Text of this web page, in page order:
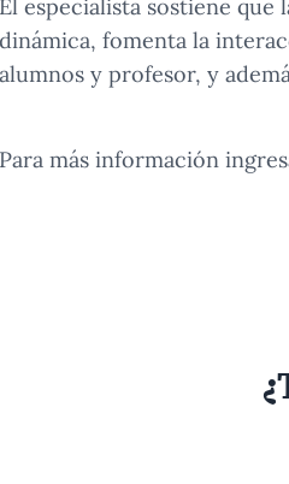
El especialista sostiene
dinámica, fomenta la
alumnos y profesor, y
Para más información